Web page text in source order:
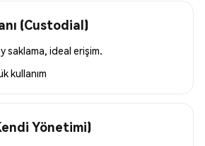
(Custodial)
saklama, ideal erişim.
kullanım
Yönetimi)